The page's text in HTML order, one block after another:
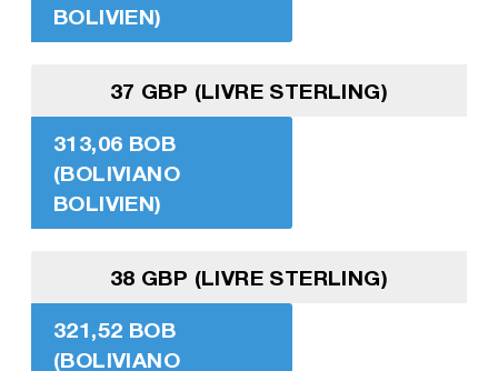
BOLIVIEN)
37 GBP (LIVRE STERLING)
313,06 BOB
(BOLIVIANO
BOLIVIEN)
38 GBP (LIVRE STERLING)
321,52 BOB
(BOLIVIANO